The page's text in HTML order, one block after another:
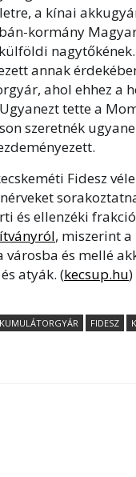
a kínai
kormány
annak
ahol ehhez a
tette a
szeretnék
Fidesz
és ellenzéki
, miszerint
városba és mellé
atyák. (kecsup.hu)
FIDESZ